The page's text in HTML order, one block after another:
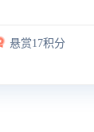
悬赏17积分